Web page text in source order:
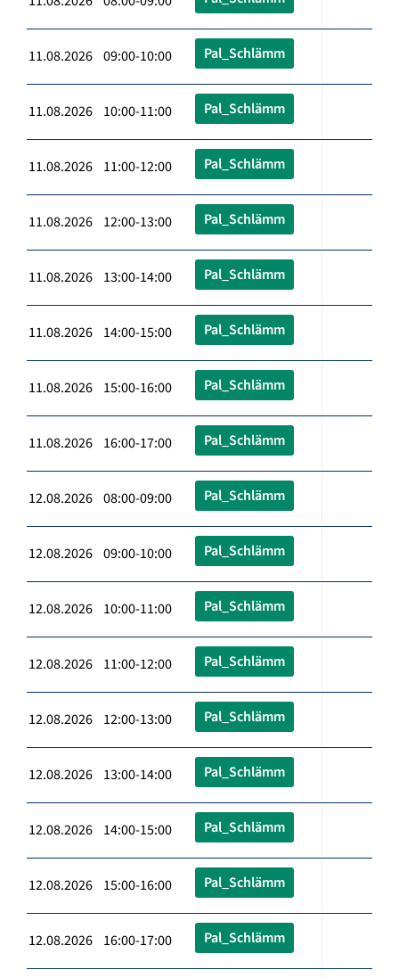
11.08.2026 09:00-10:00 Pal_Schlämm
11.08.2026 10:00-11:00 Pal_Schlämm
11.08.2026 11:00-12:00 Pal_Schlämm
11.08.2026 12:00-13:00 Pal_Schlämm
11.08.2026 13:00-14:00 Pal_Schlämm
11.08.2026 14:00-15:00 Pal_Schlämm
11.08.2026 15:00-16:00 Pal_Schlämm
11.08.2026 16:00-17:00 Pal_Schlämm
12.08.2026 08:00-09:00 Pal_Schlämm
12.08.2026 09:00-10:00 Pal_Schlämm
12.08.2026 10:00-11:00 Pal_Schlämm
12.08.2026 11:00-12:00 Pal_Schlämm
12.08.2026 12:00-13:00 Pal_Schlämm
12.08.2026 13:00-14:00 Pal_Schlämm
12.08.2026 14:00-15:00 Pal_Schlämm
12.08.2026 15:00-16:00 Pal_Schlämm
12.08.2026 16:00-17:00 Pal_Schlämm